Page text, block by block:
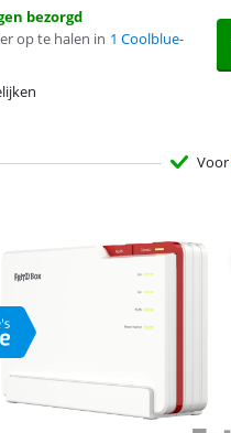
bezorgd
op te halen in 1 Coolblue-
Voor